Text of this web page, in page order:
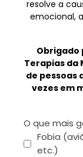
resolve a
emocional,
Obrigado
Terapias da
de pessoas
vezes em
O que mais
Fobia
etc.)